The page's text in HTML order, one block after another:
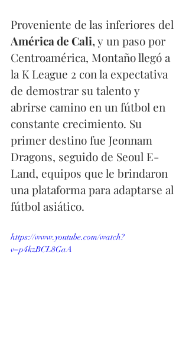
Proveniente de las inferiores del
América de Cali, y un paso por
Centroamérica, Montaño llegó a
la K League 2 con la expectativa
de demostrar su talento y
abrirse camino en un fútbol en
constante crecimiento. Su
primer destino fue Jeonnam
Dragons, seguido de Seoul E-
Land, equipos que le brindaron
una plataforma para adaptarse al
fútbol asiático.
https://www.youtube.com/watch?
v=p4kzBCL8GaA